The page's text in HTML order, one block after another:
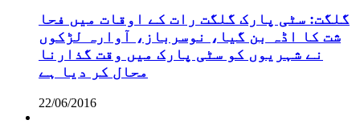
گلگت: سٹی پارک گلگت رات کے اوقات میں فحا
شت کا اڈہ بن گیا، نوسرباز، آوارہ لڑکوں
نے شہریوں کو سٹی پارک میں وقت گذارنا
محال کر دیا ہے
22/06/2016